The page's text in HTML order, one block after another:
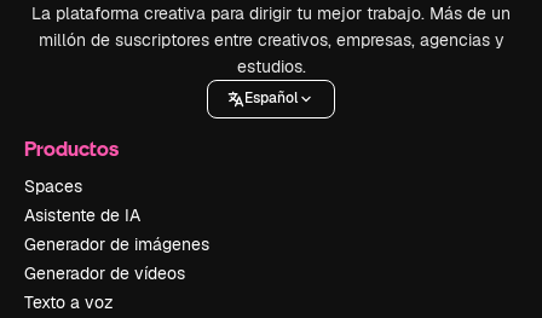
La plataforma creativa para dirigir tu mejor trabajo. Más de un
millón de suscriptores entre creativos, empresas, agencias y
estudios.
Español
Productos
Spaces
Asistente de IA
Generador de imágenes
Generador de vídeos
Texto a voz